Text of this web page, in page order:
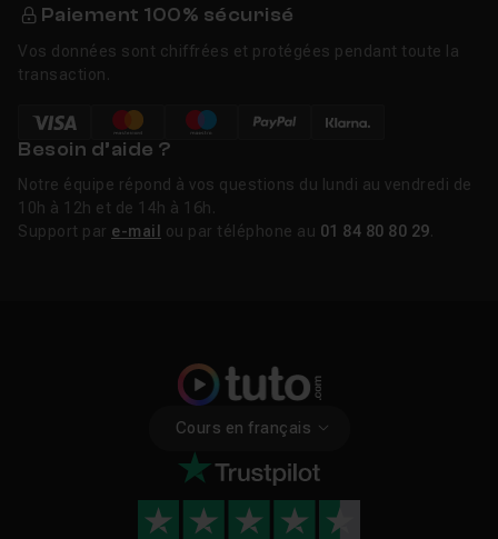
Paiement 100% sécurisé
Vos données sont chiffrées et protégées pendant toute la
transaction.
Besoin d’aide ?
Notre équipe répond à vos questions du lundi au vendredi de
10h à 12h et de 14h à 16h.
Support par e-mail ou par téléphone au 01 84 80 80 29
Cours en français